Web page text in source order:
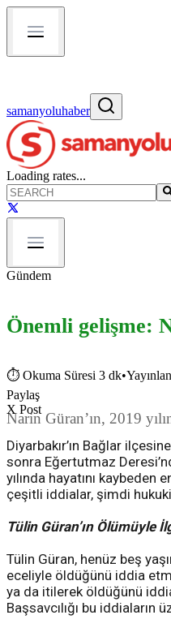
samanyoluhaber
Loading rates...
Gündem
Önemli gelişme:
⏱ Okuma Süresi 3 dk•
Paylaş
X Post
Narin Güran’ın, 2019
Diyarbakır’ın Bağlar
sonra Eğertutmaz
yılında hayatını
çeşitli iddialar, şimdi
Tülin Güran’ın Ölümüyle
Tülin Güran, henüz beş
eceliyle öldüğünü iddia
ya da itilerek öldüğünü
Başsavcılığı bu iddiaların